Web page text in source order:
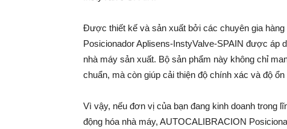
Được thiết kế và sản xuất bởi các chuyên gia
Posicionador Aplisens-InstyValve-SPAIN được áp
nhà máy sản xuất. Bộ sản phẩm này không chỉ
chuẩn, mà còn giúp cải thiện độ chính xác và độ
Vì vậy, nếu đơn vị của bạn đang kinh doanh trong
động hóa nhà máy, AUTOCALIBRACION